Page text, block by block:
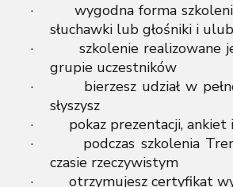
· wygodna forma szkolenia
słuchawki lub głośniki i
· szkolenie realizowane
grupie uczestników
· bierzesz udział w
słyszysz
· pokaz prezentacji, ankiet i
· podczas szkolenia Trener
czasie rzeczywistym
· otrzymujesz certyfikat